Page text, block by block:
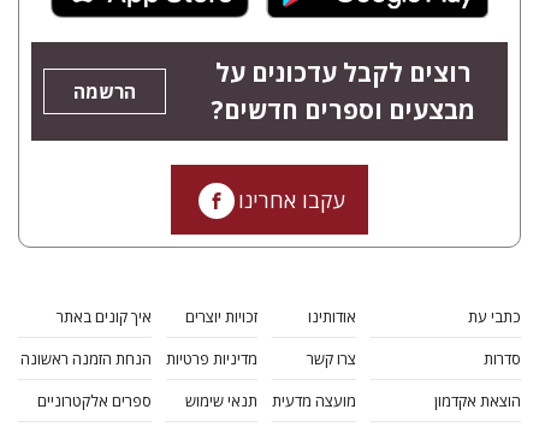
רוצים לקבל עדכונים על
מבצעים וספרים חדשים?
הרשמה
עקבו אחרינו
כתבי עת
סדרות
הוצאת אקדמון
אודותינו
צרו קשר
מועצה מדעית
זכויות יוצרים
מדיניות פרטיות
תנאי שימוש
איך קונים באתר
הנחת הזמנה ראשונה
ספרים אלקטרוניים